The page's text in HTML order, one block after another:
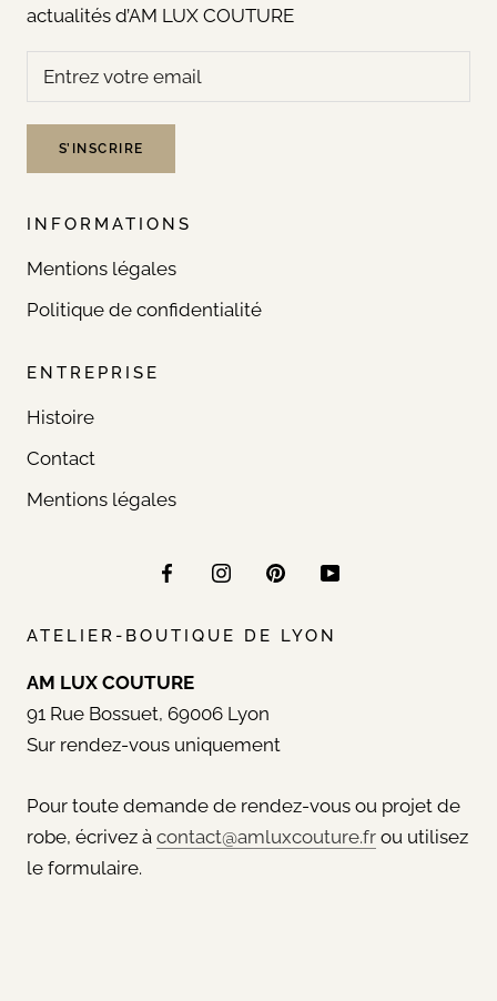
actualités d’AM LUX COUTURE
S’INSCRIRE
INFORMATIONS
Mentions légales
Politique de confidentialité
ENTREPRISE
Histoire
Contact
Mentions légales
ATELIER-BOUTIQUE DE LYON
AM LUX COUTURE
91 Rue Bossuet, 69006 Lyon
Sur rendez-vous uniquement
Pour toute demande de rendez-vous ou projet de
robe, écrivez à contact@amluxcouture.fr ou utilisez
le formulaire.